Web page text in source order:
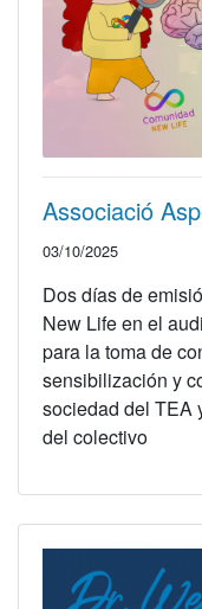
Associació
03/10/2025
Dos días de
New Life en el
para la toma de
sensibilización y
sociedad del TEA
del colectivo